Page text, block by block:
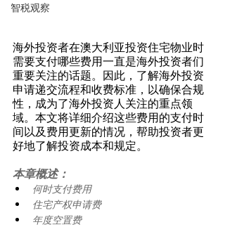
智税观察
海外投资者在澳大利亚投资住宅物业时
需要支付哪些费用一直是海外投资者们
重要关注的话题。因此，了解海外投资
申请递交流程和收费标准，以确保合规
性，成为了海外投资人关注的重点领
域。本文将详细介绍这些费用的支付时
间以及费用更新的情况，帮助投资者更
好地了解投资成本和规定。
本章概述：
何时支付费用
住宅产权申请费
年度空置费